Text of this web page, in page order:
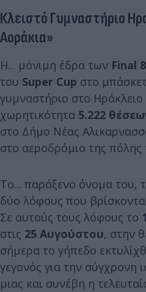
Κλειστό Γυμναστήριο
Αοράκια»
Η... μόνιμη έδρα των Final
του Super Cup στο
γυμναστήριο στο Ηράκλειο
χωρητικότητα 5.222
στο Δήμο Νέας
στο αεροδρόμιο της πόλης
Το... παράξενο όνομα του,
δύο λόφους που
Σε αυτούς τους λόφους το
στις 25 Αυγούστου, στην
σήμερα το γήπεδο
γεγονός για την σύγχρονη
μιας και συνέβη η